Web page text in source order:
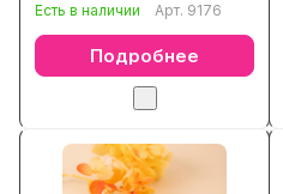
Есть в наличии Арт. 9176
Подробнее